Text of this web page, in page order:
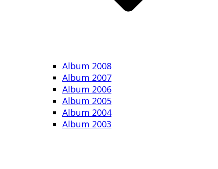
Album 2008
Album 2007
Album 2006
Album 2005
Album 2004
Album 2003